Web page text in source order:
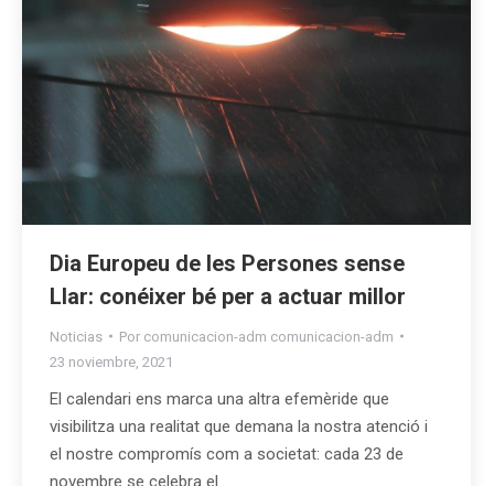
Dia Europeu de les Persones sense
Llar: conéixer bé per a actuar millor
Noticias Por comunicacion-adm comunicacion-adm
23 noviembre, 2021
El calendari ens marca una altra efemèride que
visibilitza una realitat que demana la nostra atenció i
el nostre compromís com a societat: cada 23 de
novembre se celebra el…